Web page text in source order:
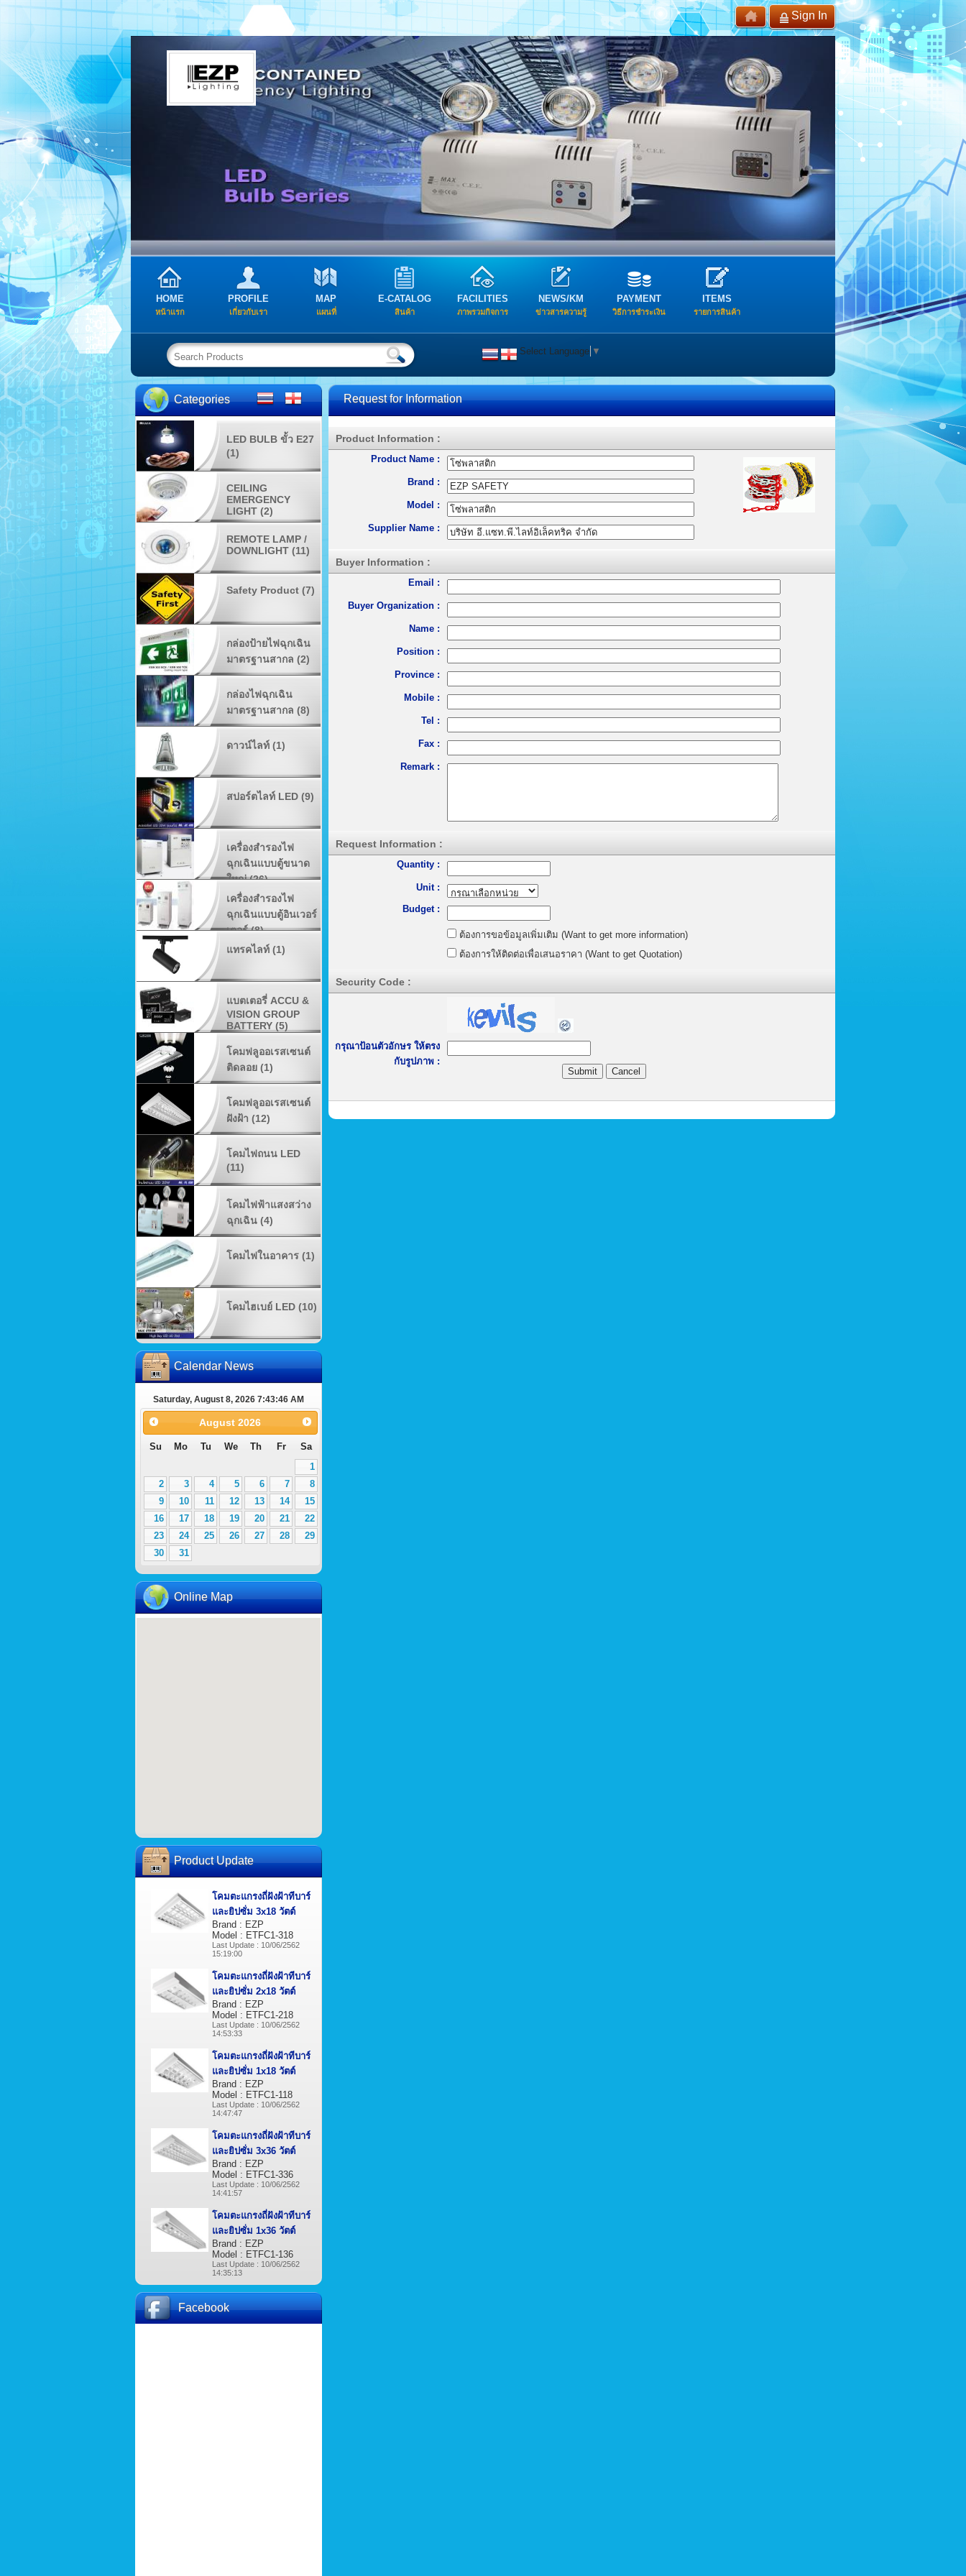
Sign In
HOME
หน้าแรก
PROFILE
เกี่ยวกับเรา
MAP
แผนที่
E-CATALOG
สินค้า
FACILITIES
ภาพรวมกิจการ
NEWS/KM
ข่าวสารความรู้
PAYMENT
วิธีการชำระเงิน
ITEMS
รายการสินค้า
Select Language ▼
Request for Information
Product Information :
Product Name :
Brand :
Model :
Supplier Name :
Buyer Information :
Email :
Buyer Organization :
Name :
Position :
Province :
Mobile :
Tel :
Fax :
Remark :
Request Information :
Quantity :
Unit :
Budget :
ต้องการขอข้อมูลเพิ่มเติม (Want to get more information)
ต้องการให้ติดต่อเพื่อเสนอราคา (Want to get Quotation)
Security Code :
กรุณาป้อนตัวอักษร ให้ตรง
กับรูปภาพ :
Categories
LED BULB ขั้ว E27
(1)
CEILING
EMERGENCY
LIGHT (2)
REMOTE LAMP /
DOWNLIGHT (11)
Safety Product (7)
กล่องป้ายไฟฉุกเฉิน
มาตรฐานสากล (2)
กล่องไฟฉุกเฉิน
มาตรฐานสากล (8)
ดาวน์ไลท์ (1)
สปอร์ตไลท์ LED (9)
เครื่องสำรองไฟ
ฉุกเฉินแบบตู้ขนาด
ใหญ่ (26)
เครื่องสำรองไฟ
ฉุกเฉินแบบตู้อินเวอร์
เตอร์ (8)
แทรคไลท์ (1)
แบตเตอรี่ ACCU &
VISION GROUP
BATTERY (5)
โคมฟลูออเรสเซนต์
ติดลอย (1)
โคมฟลูออเรสเซนต์
ฝังฝ้า (12)
โคมไฟถนน LED
(11)
โคมไฟฟ้าแสงสว่าง
ฉุกเฉิน (4)
โคมไฟในอาคาร (1)
โคมไฮเบย์ LED (10)
Calendar News
Saturday, August 8, 2026 7:43:47 AM
August 2026
Su Mo Tu We Th Fr
Sa
1
2
3 4 5 6 7
8
9
10 11 12 13 14
15
16
17 18 19 20 21
22
23
24 25 26 27 28
29
30
31
Online Map
Product Update
โคมตะแกรงถี่ฝังฝ้าทีบาร์
และยิปซั่ม 3x18 วัตต์
Brand : EZP
Model : ETFC1-318
Last Update : 10/06/2562
15:19:00
โคมตะแกรงถี่ฝังฝ้าทีบาร์
และยิปซั่ม 2x18 วัตต์
Brand : EZP
Model : ETFC1-218
Last Update : 10/06/2562
14:53:33
โคมตะแกรงถี่ฝังฝ้าทีบาร์
และยิปซั่ม 1x18 วัตต์
Brand : EZP
Model : ETFC1-118
Last Update : 10/06/2562
14:47:47
โคมตะแกรงถี่ฝังฝ้าทีบาร์
และยิปซั่ม 3x36 วัตต์
Brand : EZP
Model : ETFC1-336
Last Update : 10/06/2562
14:41:57
โคมตะแกรงถี่ฝังฝ้าทีบาร์
และยิปซั่ม 1x36 วัตต์
Brand : EZP
Model : ETFC1-136
Last Update : 10/06/2562
14:35:13
Facebook